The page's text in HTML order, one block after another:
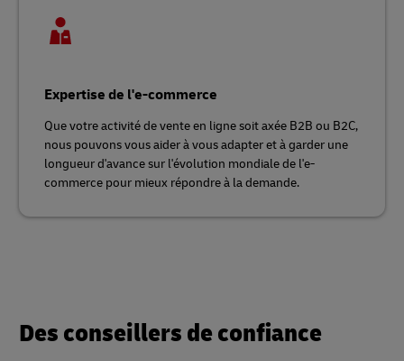
Expertise de l'e-commerce
Que votre activité de vente en ligne soit axée B2B ou B2C,
nous pouvons vous aider à vous adapter et à garder une
longueur d'avance sur l'évolution mondiale de l'e-
commerce pour mieux répondre à la demande.
Des conseillers de confiance